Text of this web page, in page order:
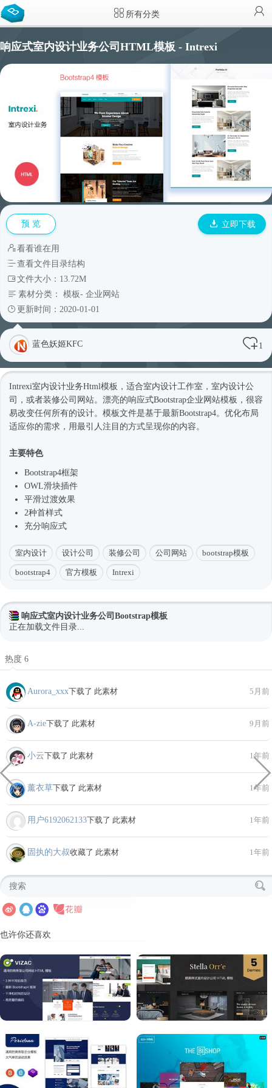
所有分类
响应式室内设计业务公司HTML模板 - Intrexi
预 览 立即下载
看看谁在用
查看文件目录结构
文件大小：13.72M
素材分类： 模板- 企业网站
更新时间：2020-01-01
蓝色妖姬KFC 1
Intrexi室内设计业务Html模板 ，适合室内设计工作室，室内设计公
司，或者装修公司网站。漂亮的响应式Bootstrap企业 网站模板 ，很容
易改变任何所有的设计。模板文件是基于最新Bootstrap4。优化布局
适应你的需求，用最引人注目的方式呈现你的内容。
主要特色
Bootstrap4框架
OWL滑块插件
平滑过渡效果
2种首样式
充分响应式
室内设计 设计公司 装修公司 公司网站 bootstrap模板
bootstrap4 官方模板 Intrexi
响应式室内设计业务公司Bootstrap模板
正在加载文件目录...
热度 6
Aurora_xxx下载了 此素材 5月前
A-zie下载了 此素材 9月前
小云下载了 此素材 1年前
薰衣草下载了 此素材 1年前
用户6192062133下载了 此素材 1年前
固执的大叔收藏了 此素材 1年前
也许你还喜欢